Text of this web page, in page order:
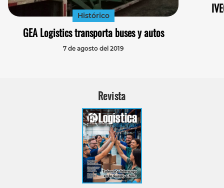
Histórico
GEA Logistics transporta buses y autos
7 de agosto del 2019
Revista